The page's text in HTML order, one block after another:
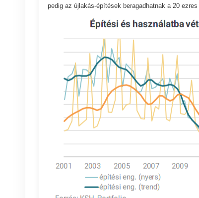
pedig az újlakás-építések beragadhatnak a 20 ezres